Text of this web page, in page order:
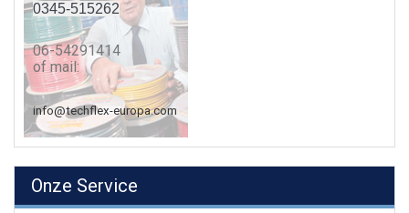
0345-515262
06-54291414
of mail:
info@techflex-europa.com
Onze Service